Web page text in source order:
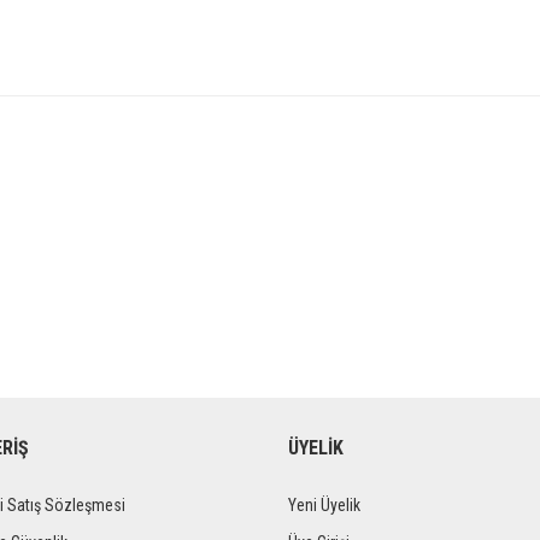
Satış Sözleşmesi
ÜYELİK
Yeni Üyelik